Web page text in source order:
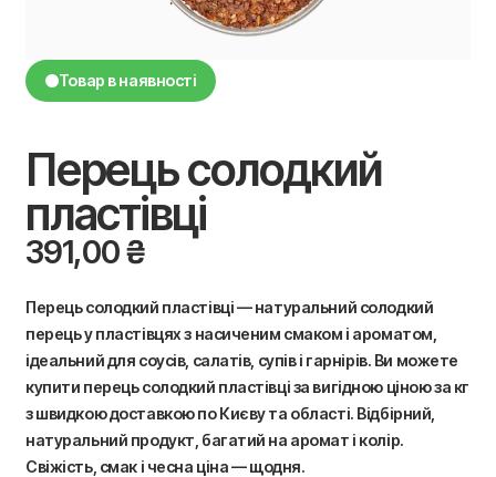
Товар в наявності
Перець солодкий
пластівці
391,00₴
Перець солодкий пластівці — натуральний солодкий
перець у пластівцях з насиченим смаком і ароматом,
ідеальний для соусів, салатів, супів і гарнірів. Ви можете
купити перець солодкий пластівці за вигідною ціною за кг
з швидкою доставкою по Києву та області. Відбірний,
натуральний продукт, багатий на аромат і колір.
Свіжість, смак і чесна ціна — щодня.